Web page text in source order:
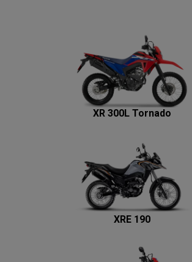
XR 300L Tornado
XRE 190